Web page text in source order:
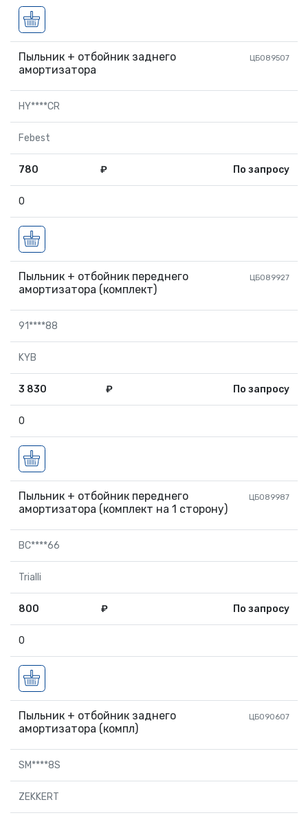
Пыльник + отбойник заднего
амортизатора
ЦБ089507
HY****CR
Febest
780 ₽ По запросу
0
Пыльник + отбойник переднего
амортизатора (комплект)
ЦБ089927
91****88
KYB
3 830 ₽ По запросу
0
Пыльник + отбойник переднего
амортизатора (комплект на 1 сторону)
ЦБ089987
BC****66
Trialli
800 ₽ По запросу
0
Пыльник + отбойник заднего
амортизатора (компл)
ЦБ090607
SM****8S
ZEKKERT